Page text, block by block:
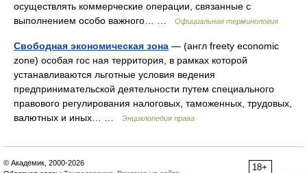
осуществлять коммерческие операции, связанные с
выполнением особо важного… …
Официальная терминология
Свободная экономическая зона — (англ freety economic
zone) особая гос ная территория, в рамках которой
устанавливаются льготные условия ведения
предпринимательской деятельности путем специального
правового регулирования налоговых, таможенных, трудовых,
валютных и иных… …
Энциклопедия права
18+
© Академик, 2000-2026